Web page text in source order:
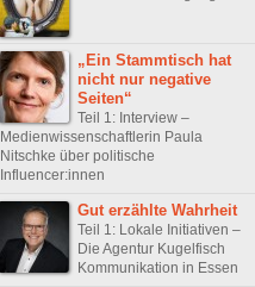
„Ein Stammtisch hat
nicht nur negative
Seiten“
Teil 1: Interview –
Medienwissenschaftlerin Paula
Nitschke über politische
Influencer:innen
Gut erzählte Wahrheit
Teil 1: Lokale Initiativen –
Die Agentur Kugelfisch
Kommunikation in Essen